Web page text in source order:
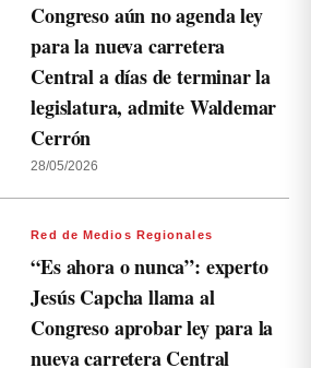
Congreso aún no agenda ley
para la nueva carretera
Central a días de terminar la
legislatura, admite Waldemar
Cerrón
28/05/2026
Red de Medios Regionales
“Es ahora o nunca”: experto
Jesús Capcha llama al
Congreso aprobar ley para la
nueva carretera Central